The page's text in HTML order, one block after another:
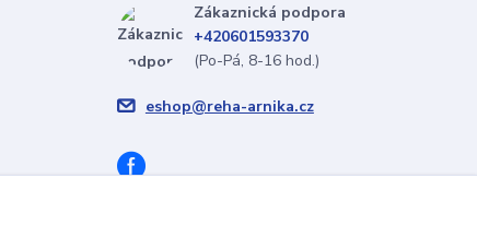
Zákaznická podpora
+420601593370
(Po-Pá, 8-16 hod.)
eshop@reha-arnika.cz